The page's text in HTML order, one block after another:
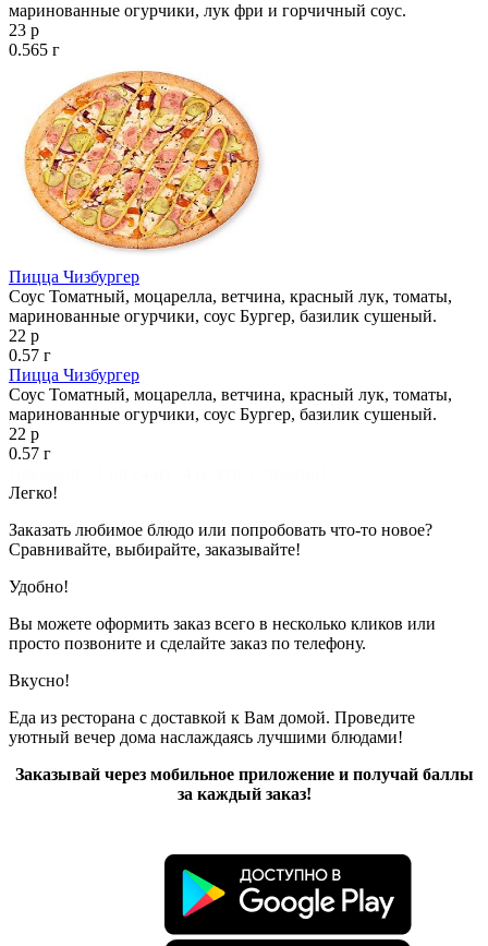
маринованные огурчики, лук фри и горчичный соус.
23 р
0.565 г
Пицца Чизбургер
Соус Томатный, моцарелла, ветчина, красный лук, томаты,
маринованные огурчики, соус Бургер, базилик сушеный.
22 р
0.57 г
Пицца Чизбургер
Соус Томатный, моцарелла, ветчина, красный лук, томаты,
маринованные огурчики, соус Бургер, базилик сушеный.
22 р
0.57 г
Легко!
Заказать любимое блюдо или попробовать что-то новое?
Сравнивайте, выбирайте, заказывайте!
Удобно!
Вы можете оформить заказ всего в несколько кликов или
просто позвоните и сделайте заказ по телефону.
Вкусно!
Еда из ресторана с доставкой к Вам домой. Проведите
уютный вечер дома наслаждаясь лучшими блюдами!
Заказывай через мобильное приложение и получай баллы
за каждый заказ!